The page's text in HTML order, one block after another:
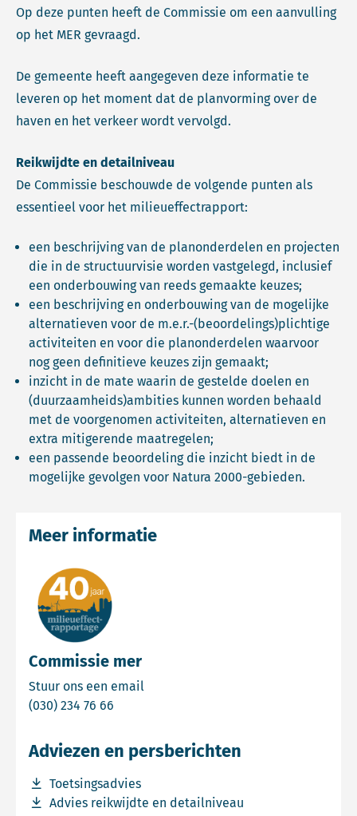
Op deze punten heeft de Commissie om een aanvulling
op het MER gevraagd.
De gemeente heeft aangegeven deze informatie te
leveren op het moment dat de planvorming over de
haven en het verkeer wordt vervolgd.
Reikwijdte en detailniveau
De Commissie beschouwde de volgende punten als
essentieel voor het milieueffectrapport:
een beschrijving van de planonderdelen en projecten
die in de structuurvisie worden vastgelegd, inclusief
een onderbouwing van reeds gemaakte keuzes;
een beschrijving en onderbouwing van de mogelijke
alternatieven voor de m.e.r.-(beoordelings)plichtige
activiteiten en voor die planonderdelen waarvoor
nog geen definitieve keuzes zijn gemaakt;
inzicht in de mate waarin de gestelde doelen en
(duurzaamheids)ambities kunnen worden behaald
met de voorgenomen activiteiten, alternatieven en
extra mitigerende maatregelen;
een passende beoordeling die inzicht biedt in de
mogelijke gevolgen voor Natura 2000-gebieden.
Commissie mer
Stuur ons een email
(030) 234 76 66
Meer informatie
Adviezen en persberichten
Toetsingsadvies
Download bestand Toetsingsadvies
Advies reikwijdte en detailniveau
Download bestand Advies reikwijdte en detailniveau